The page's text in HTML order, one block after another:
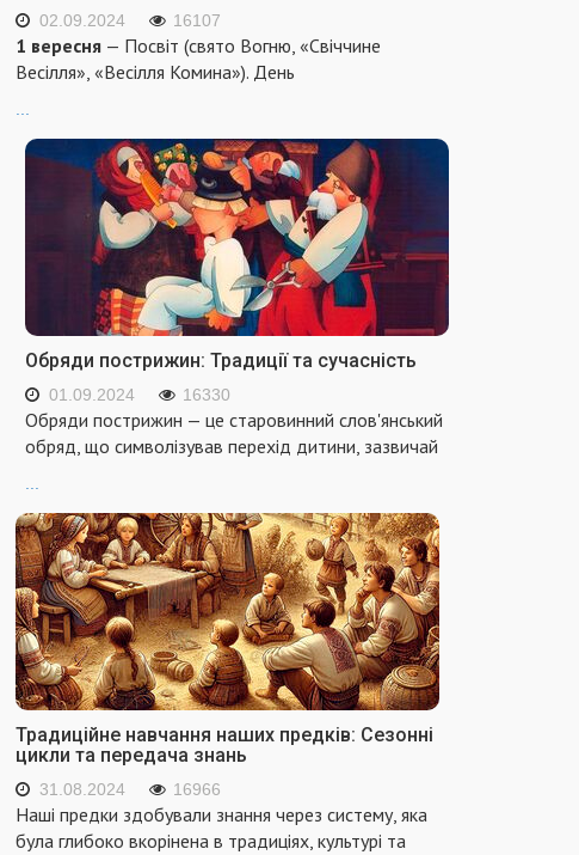
02.09.2024 16107
1 вересня — Посвіт (свято Вогню, «Свіччине
Весілля», «Весілля Комина»). День
...
Обряди пострижин: Традиції та сучасність
01.09.2024 16330
Обряди пострижин — це старовинний слов'янський
обряд, що символізував перехід дитини, зазвичай
...
Традиційне навчання наших предків: Сезонні
цикли та передача знань
31.08.2024 16966
Наші предки здобували знання через систему, яка
була глибоко вкорінена в традиціях, культурі та